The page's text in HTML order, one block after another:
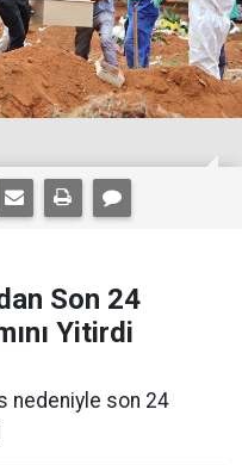
Son 24
Yitirdi
nedeniyle son 24